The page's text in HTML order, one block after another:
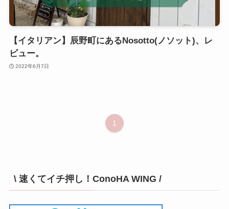
【イタリアン】辰野町にあるNosotto(ノソット)、レ
ビュー。
2022年6月7日
1
\ 速くてイチ押し！ConoHA WING /